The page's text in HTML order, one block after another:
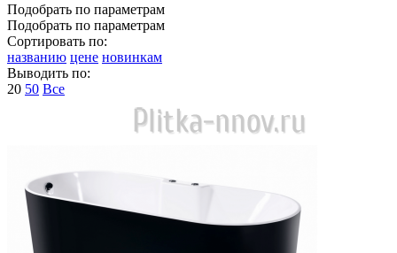
Подобрать по параметрам
Подобрать по параметрам
Сортировать по:
названию цене новинкам
Выводить по:
20 50 Все